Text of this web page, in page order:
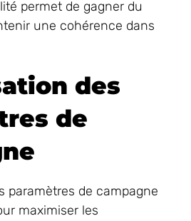
permet de gagner du
une cohérence dans
des
de
paramètres de campagne
maximiser les